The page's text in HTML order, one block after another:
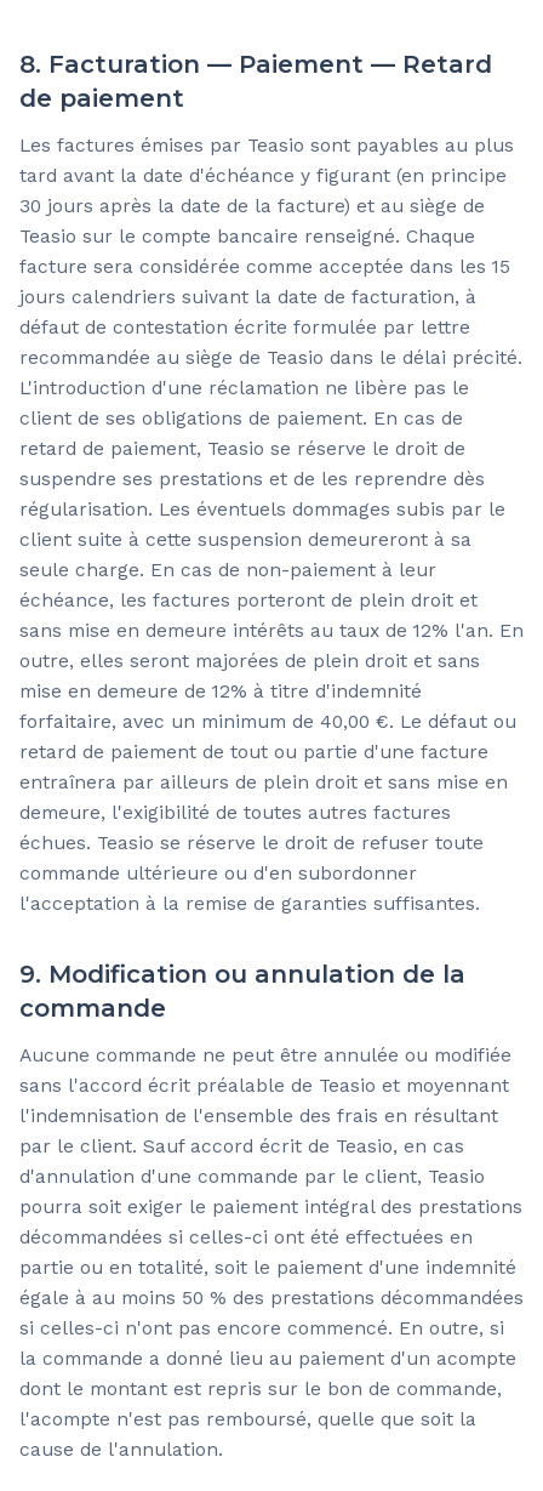
8. Facturation — Paiement — Retard
de paiement
Les factures émises par Teasio sont payables au plus
tard avant la date d'échéance y figurant (en principe
30 jours après la date de la facture) et au siège de
Teasio sur le compte bancaire renseigné. Chaque
facture sera considérée comme acceptée dans les 15
jours calendriers suivant la date de facturation, à
défaut de contestation écrite formulée par lettre
recommandée au siège de Teasio dans le délai précité.
L'introduction d'une réclamation ne libère pas le
client de ses obligations de paiement. En cas de
retard de paiement, Teasio se réserve le droit de
suspendre ses prestations et de les reprendre dès
régularisation. Les éventuels dommages subis par le
client suite à cette suspension demeureront à sa
seule charge. En cas de non-paiement à leur
échéance, les factures porteront de plein droit et
sans mise en demeure intérêts au taux de 12% l'an. En
outre, elles seront majorées de plein droit et sans
mise en demeure de 12% à titre d'indemnité
forfaitaire, avec un minimum de 40,00 €. Le défaut ou
retard de paiement de tout ou partie d'une facture
entraînera par ailleurs de plein droit et sans mise en
demeure, l'exigibilité de toutes autres factures
échues. Teasio se réserve le droit de refuser toute
commande ultérieure ou d'en subordonner
l'acceptation à la remise de garanties suffisantes.
9. Modification ou annulation de la
commande
Aucune commande ne peut être annulée ou modifiée
sans l'accord écrit préalable de Teasio et moyennant
l'indemnisation de l'ensemble des frais en résultant
par le client. Sauf accord écrit de Teasio, en cas
d'annulation d'une commande par le client, Teasio
pourra soit exiger le paiement intégral des prestations
décommandées si celles-ci ont été effectuées en
partie ou en totalité, soit le paiement d'une indemnité
égale à au moins 50 % des prestations décommandées
si celles-ci n'ont pas encore commencé. En outre, si
la commande a donné lieu au paiement d'un acompte
dont le montant est repris sur le bon de commande,
l'acompte n'est pas remboursé, quelle que soit la
cause de l'annulation.